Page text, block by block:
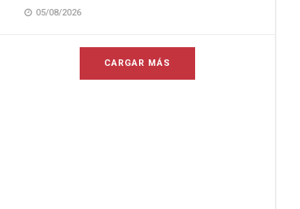
05/08/2026
CARGAR MÁS